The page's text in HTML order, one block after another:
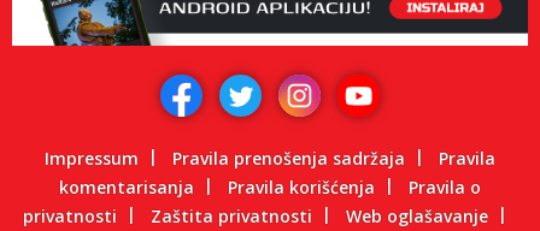
Impressum Pravila prenošenja sadržaja
Pravila
komentarisanja
Pravila korišćenja
Pravila o
privatnosti
Zaštita privatnosti Web oglašavanje